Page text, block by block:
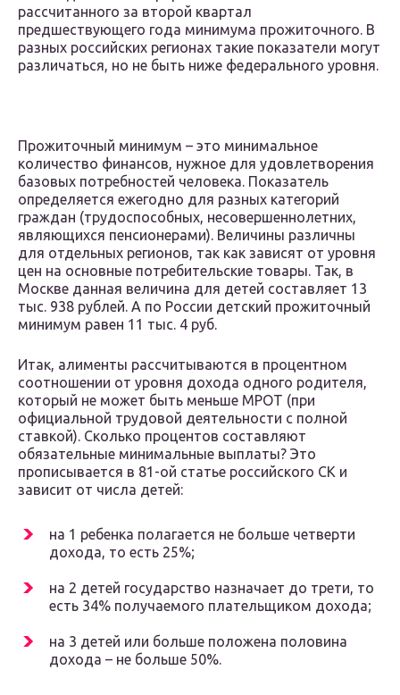
рассчитанного за второй квартал
предшествующего года минимума прожиточного. В
разных российских регионах такие показатели могут
различаться, но не быть ниже федерального уровня.
Прожиточный минимум – это минимальное
количество финансов, нужное для удовлетворения
базовых потребностей человека. Показатель
определяется ежегодно для разных категорий
граждан (трудоспособных, несовершеннолетних,
являющихся пенсионерами). Величины различны
для отдельных регионов, так как зависят от уровня
цен на основные потребительские товары. Так, в
Москве данная величина для детей составляет 13
тыс. 938 рублей. А по России детский прожиточный
минимум равен 11 тыс. 4 руб.
Итак, алименты рассчитываются в процентном
соотношении от уровня дохода одного родителя,
который не может быть меньше МРОТ (при
официальной трудовой деятельности с полной
ставкой). Сколько процентов составляют
обязательные минимальные выплаты? Это
прописывается в 81-ой статье российского СК и
зависит от числа детей:
на 1 ребенка полагается не больше четверти
дохода, то есть 25%;
на 2 детей государство назначает до трети, то
есть 34% получаемого плательщиком дохода;
на 3 детей или больше положена половина
дохода – не больше 50%.